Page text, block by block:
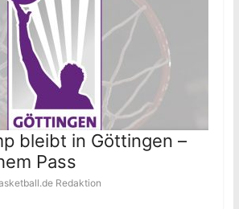
bleibt in Göttingen –
Pass
Redaktion